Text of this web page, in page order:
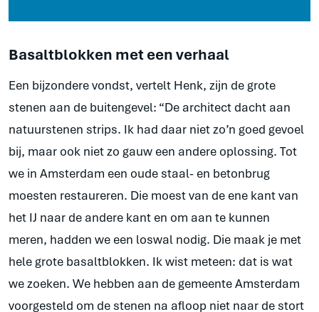
Basaltblokken met een verhaal
Een bijzondere vondst, vertelt Henk, zijn de grote
stenen aan de buitengevel: “De architect dacht aan
natuurstenen strips. Ik had daar niet zo’n goed gevoel
bij, maar ook niet zo gauw een andere oplossing. Tot
we in Amsterdam een oude staal- en betonbrug
moesten restaureren. Die moest van de ene kant van
het IJ naar de andere kant en om aan te kunnen
meren, hadden we een loswal nodig. Die maak je met
hele grote basaltblokken. Ik wist meteen: dat is wat
we zoeken. We hebben aan de gemeente Amsterdam
voorgesteld om de stenen na afloop niet naar de stort